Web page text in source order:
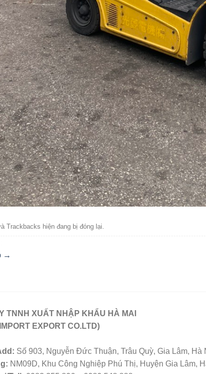
Trackbacks hiện đang bị đóng lại.
→
TNNH XUẤT NHẬP KHẨU HÀ MAI
EXPORT CO.LTD)
Số 903, Nguyễn Đức Thuận, Trâu Quỳ, Gia Lâm, Hà
NM09D, Khu Công Nghiệp Phú Thị, Huyện Gia Lâm,